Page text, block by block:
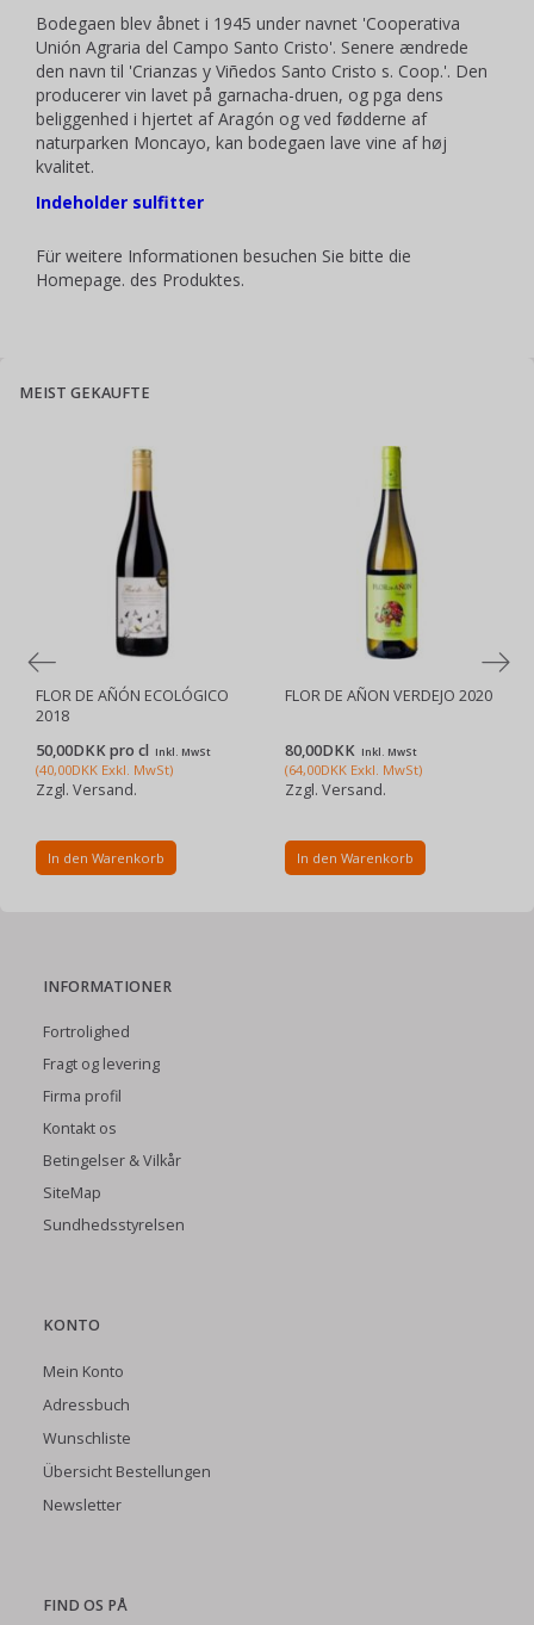
Bodegaen blev åbnet i 1945 under navnet 'Cooperativa
Unión Agraria del Campo Santo Cristo'. Senere ændrede
den navn til 'Crianzas y Viñedos Santo Cristo s. Coop.'. Den
producerer vin lavet på garnacha-druen, og pga dens
beliggenhed i hjertet af Aragón og ved fødderne af
naturparken Moncayo, kan bodegaen lave vine af høj
kvalitet.
Indeholder sulfitter
Für weitere Informationen besuchen Sie bitte die
Homepage. des Produktes.
MEIST GEKAUFTE
FLOR DE AÑÓN ECOLÓGICO
2018
50,00DKK pro cl Inkl. MwSt
(40,00DKK Exkl. MwSt)
Zzgl. Versand.
In den Warenkorb
FLOR DE AÑON VERDEJO 2020
80,00DKK Inkl. MwSt
(64,00DKK Exkl. MwSt)
Zzgl. Versand.
In den Warenkorb
INFORMATIONER
Fortrolighed
Fragt og levering
Firma profil
Kontakt os
Betingelser & Vilkår
SiteMap
Sundhedsstyrelsen
KONTO
Mein Konto
Adressbuch
Wunschliste
Übersicht Bestellungen
Newsletter
FIND OS PÅ